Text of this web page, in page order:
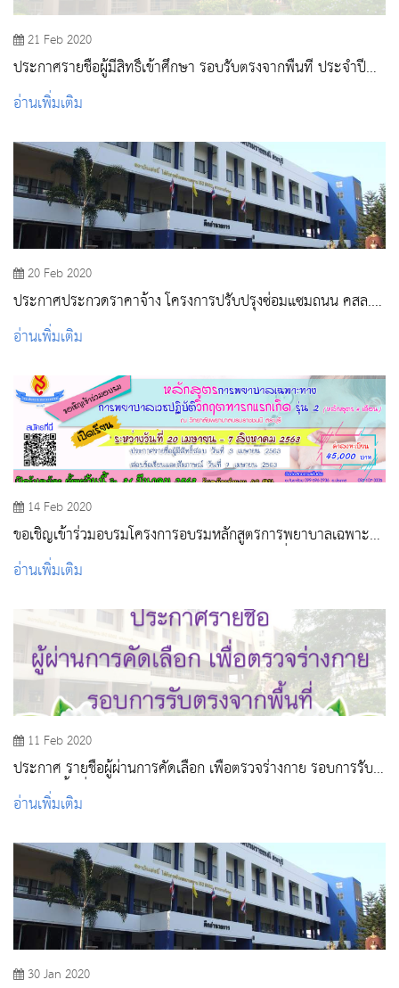
21 Feb 2020
ประกาศรายชื่อผู้มีสิทธิ์เข้าศึกษา รอบรับตรงจากพื้นที่ ประจำปี
การศึกษา ๒๕๖๓
อ่านเพิ่มเติม
20 Feb 2020
ประกาศประกวดราคาจ้าง โครงการปรับปรุงซ่อมแซมถนน คสล.
ภายในวิทยาลัยพยาบาลบรมราชชนนี สระบุรี ๑ แห่ง
อ่านเพิ่มเติม
14 Feb 2020
ขอเชิญเข้าร่วมอบรมโครงการอบรมหลักสูตรการพยาบาลเฉพาะ
ทาง สาขาการเวชปฏิบัติวิกฤติทารกแรกเกิด รุ่นที่ 2
อ่านเพิ่มเติม
11 Feb 2020
ประกาศ รายชื่อผู้ผ่านการคัดเลือก เพื่อตรวจร่างกาย รอบการรับ
ตรงจากพื้นที่ ประจำปีการศึกษา 2563
อ่านเพิ่มเติม
30 Jan 2020